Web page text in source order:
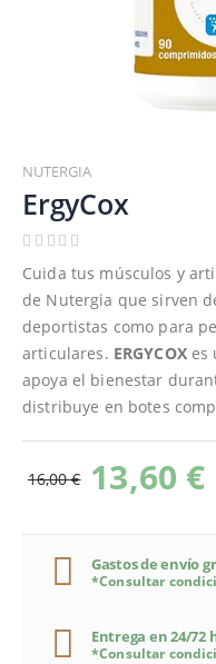
al
comienzo
de
la
galería
imágenes
NUTERGIA
ErgyCox
Cuida tus músculos y
de Nutergia que sirven
deportistas como para
articulares. ERGYCOXes
apoya el bienestar
distribuye en botes
13,60 €
16,00 €
Gastos de envío
*Consultar
Entrega en 24/72
*Consultar